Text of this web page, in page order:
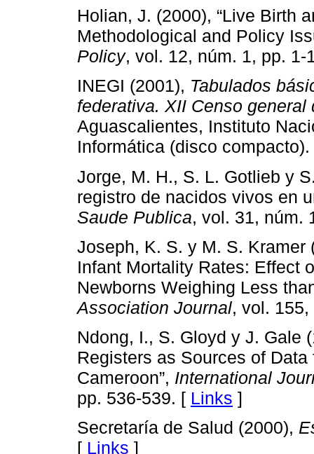
Holian, J. (2000), “Live Birth
Methodological and Policy
Policy, vol. 12, núm. 1, pp.
INEGI (2001), Tabulados
federativa. XII Censo
Aguascalientes, Instituto
Informática (disco
Jorge, M. H., S. L. Gotlieb y
registro de nacidos vivos en
Saude Publica, vol. 31, núm.
Joseph, K. S. y M. S. Kramer
Infant Mortality Rates: Effect
Newborns Weighing Less
Association Journal, vol.
Ndong, I., S. Gloyd y J. Gale
Registers as Sources of
Cameroon”, International
pp. 536-539. [ Links ]
Secretaría de Salud (2000),
[ Links ]